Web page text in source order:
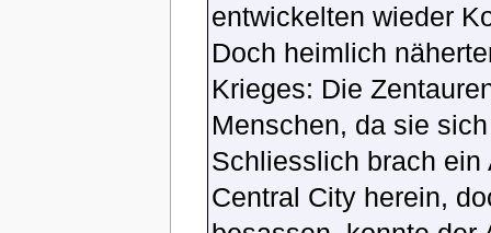
entwickelten wieder
Doch heimlich
Krieges: Die
Menschen, da sie
Schliesslich brach ein
Central City herein,